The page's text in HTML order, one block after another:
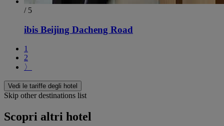
/ 5
ibis Beijing Dacheng Road
1
2
〉
Vedi le tariffe degli hotel
Skip other destinations list
Scopri altri hotel